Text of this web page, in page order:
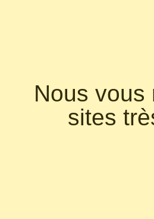
Nous vous
sites